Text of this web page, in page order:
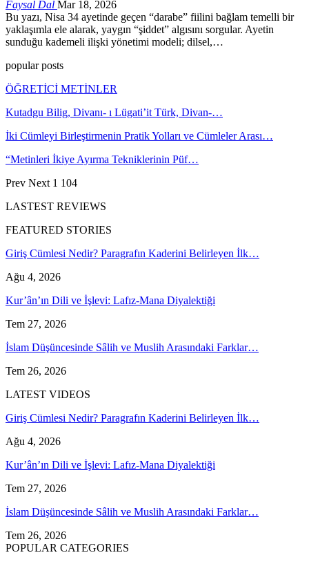
Faysal Dal Mar 18, 2026
Bu yazı, Nisa 34 ayetinde geçen “darabe” fiilini bağlam temelli bir
yaklaşımla ele alarak, yaygın “şiddet” algısını sorgular. Ayetin
sunduğu kademeli ilişki yönetimi modeli; dilsel,…
popular posts
ÖĞRETİCİ METİNLER
Kutadgu Bilig, Divanı- ı Lügati’it Türk, Divan-…
İki Cümleyi Birleştirmenin Pratik Yolları ve Cümleler Arası…
“Metinleri İkiye Ayırma Tekniklerinin Püf…
Prev Next 1 104
LASTEST REVIEWS
FEATURED STORIES
Giriş Cümlesi Nedir? Paragrafın Kaderini Belirleyen İlk…
Ağu 4, 2026
Kur’ân’ın Dili ve İşlevi: Lafız-Mana Diyalektiği
Tem 27, 2026
İslam Düşüncesinde Sâlih ve Muslih Arasındaki Farklar…
Tem 26, 2026
LATEST VIDEOS
Giriş Cümlesi Nedir? Paragrafın Kaderini Belirleyen İlk…
Ağu 4, 2026
Kur’ân’ın Dili ve İşlevi: Lafız-Mana Diyalektiği
Tem 27, 2026
İslam Düşüncesinde Sâlih ve Muslih Arasındaki Farklar…
Tem 26, 2026
POPULAR CATEGORIES